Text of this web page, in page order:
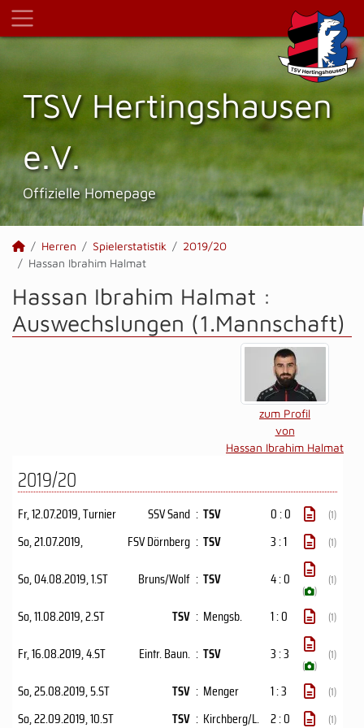
TSV Hertings­hausen
e.V.
Offizielle Homepage
Herren Spielerstatistik
2019/20
Hassan Ibrahim Halmat
Hassan Ibrahim Halmat :
Auswechslungen (1.Mannschaft)
zum Profil
von
Hassan Ibrahim Halmat
2019/20
Fr, 12.07.2019, Turnier SSV Sand : TSV 0 : 0 (1)
So, 21.07.2019, FSV Dörnberg : TSV 3 : 1 (1)
So, 04.08.2019, 1.ST Bruns/Wolf : TSV 4 : 0
( )
(1)
So, 11.08.2019, 2.ST TSV : Mengsb. 1 : 0 (1)
Fr, 16.08.2019, 4.ST Eintr. Baun. : TSV 3 : 3
( )
(1)
So, 25.08.2019, 5.ST TSV : Menger 1 : 3 (1)
So, 22.09.2019, 10.ST TSV : Kirchberg/L. 2 : 0 (1)